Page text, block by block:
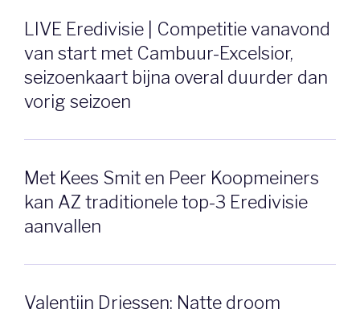
LIVE Eredivisie | Competitie vanavond
van start met Cambuur-Excelsior,
seizoenkaart bijna overal duurder dan
vorig seizoen
Met Kees Smit en Peer Koopmeiners
kan AZ traditionele top-3 Eredivisie
aanvallen
Valentijn Driessen: Natte droom